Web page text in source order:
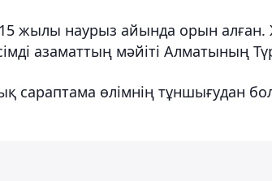
жылы наурыз айында орын алған.
азаматтың мәйіті Алматының
сараптама өлімнің тұншығудан